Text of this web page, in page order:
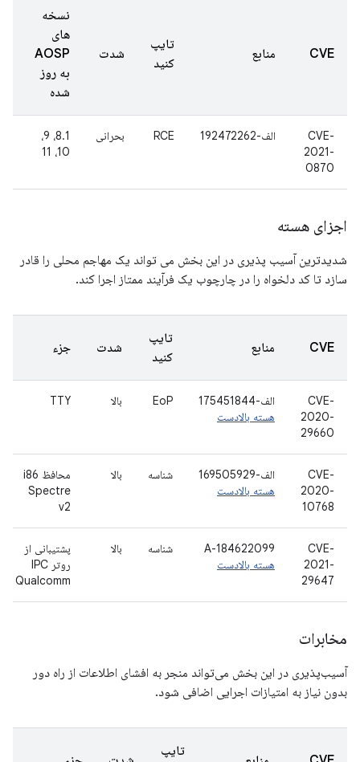
CVE منابع
تایپ
کنید
شدت
نسخه
های
AOSP
به روز
شده
CVE-
2021-
0870
الف-192472262 RCE بحرانی
8.1، 9،
10، 11
اجزای هسته
شدیدترین آسیب پذیری در این بخش می تواند یک مهاجم محلی را قادر
سازد تا کد دلخواه را در چارچوب یک فرآیند ممتاز اجرا کند.
CVE منابع
تایپ
کنید
شدت جزء
CVE-
2020-
29660
الف-175451844
هسته بالادست
EoP بالا TTY
CVE-
2020-
10768
الف-169505929
هسته بالادست
شناسه بالا
محافظ i86
Spectre
v2
CVE-
2021-
29647
A-184622099
هسته بالادست
شناسه بالا
پشتیبانی از
روتر IPC
Qualcomm
مخابرات
آسیب‌پذیری در این بخش می‌تواند منجر به افشای اطلاعات از راه دور
بدون نیاز به امتیازات اجرایی اضافی شود.
تایپ